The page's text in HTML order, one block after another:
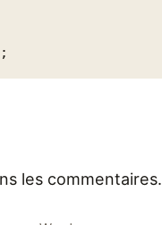
les commentaires.